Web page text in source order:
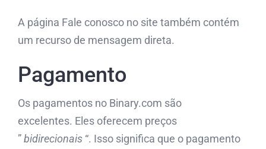
A página Fale conosco no site também contém
um recurso de mensagem direta.
Pagamento
Os pagamentos no Binary.com são
excelentes. Eles oferecem preços
”bidirecionais “. Isso significa que o pagamento